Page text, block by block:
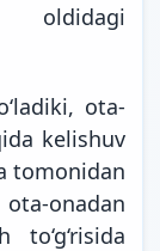
oldidagi
ota-
kelishuv
tomonidan
onadan